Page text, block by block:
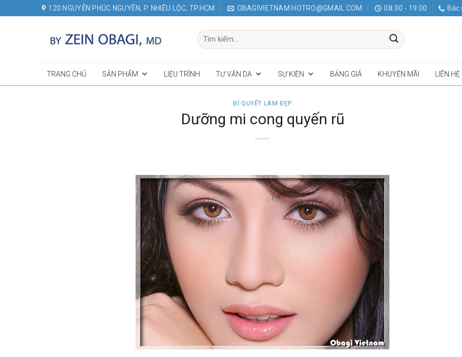
120 NGUYỄN PHÚC NGUYÊN, P. NHIÊU LỘC, TP.HCM OBAGIVIETNAM.HOTRO@GMAIL.COM 08:30 - 19:00 Bác
Tìm
kiếm:
TRANG CHỦ SẢN PHẨM LIỆU TRÌNH TƯ VẤN DA SỰ KIỆN BẢNG GIÁ KHUYẾN MÃI LIÊN HỆ
BÍ QUYẾT LÀM ĐẸP
Dưỡng mi cong quyến rũ